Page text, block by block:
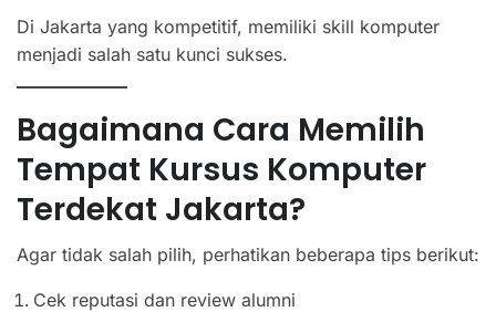
Di Jakarta yang kompetitif, memiliki skill komputer
menjadi salah satu kunci sukses.
Bagaimana Cara Memilih
Tempat Kursus Komputer
Terdekat Jakarta?
Agar tidak salah pilih, perhatikan beberapa tips berikut:
Cek reputasi dan review alumni